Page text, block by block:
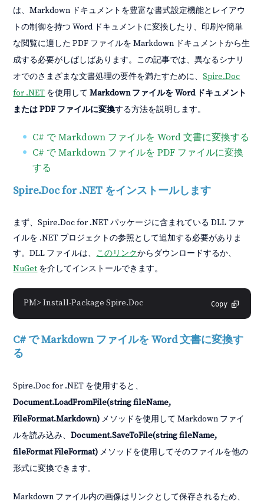
は、Markdown ドキュメントを豊富な書式設定機能とレイアウ
トの制御を持つ Word ドキュメントに変換したり、印刷や簡単
な閲覧に適した PDF ファイルを Markdown ドキュメントから生
成する必要がしばしばあります。この記事では、異なるシナリ
オでのさまざまな文書処理の要件を満たすために、Spire.Doc
for .NET を使用してMarkdown ファイルを Word ドキュメント
または PDF ファイルに変換する方法を説明します。
C# で Markdown ファイルを Word 文書に変換する
C# で Markdown ファイルを PDF ファイルに変換
する
Spire.Doc for .NET をインストールします
まず、Spire.Doc for .NET パッケージに含まれている DLL ファ
イルを .NET プロジェクトの参照として追加する必要がありま
す。DLL ファイルは、 このリンクからダウンロードするか、
NuGet を介してインストールできます。
Copy
PM> Install-Package Spire.Doc
C# で Markdown ファイルを Word 文書に変換す
る
Spire.Doc for .NET を使用すると、
Document.LoadFromFile(string fileName,
FileFormat.Markdown) メソッドを使用して Markdown ファイ
ルを読み込み、Document.SaveToFile(string fileName,
fileFormat FileFormat) メソッドを使用してそのファイルを他の
形式に変換できます。
Markdown ファイル内の画像はリンクとして保存されるため、